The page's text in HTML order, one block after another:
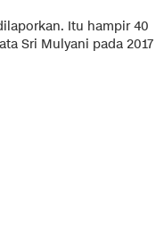
Itu hampir 40
Sri Mulyani pada 2017